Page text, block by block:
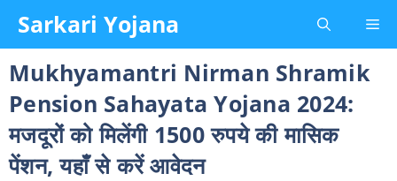
content
Sarkari Yojana
Mukhyamantri Nirman Shramik
Pension Sahayata Yojana 2024:
मजदूरों को मिलेंगी 1500 रुपये की मासिक
पेंशन, यहाँ से करें आवेदन